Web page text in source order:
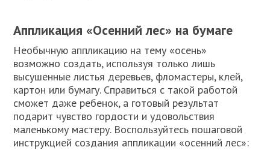
Аппликация «Осенний лес» на бумаге
Необычную аппликацию на тему «осень»
возможно создать, используя только лишь
высушенные листья деревьев, фломастеры, клей,
картон или бумагу. Справиться с такой работой
сможет даже ребенок, а готовый результат
подарит чувство гордости и удовольствия
маленькому мастеру. Воспользуйтесь пошаговой
инструкцией создания аппликации «осенний лес»: